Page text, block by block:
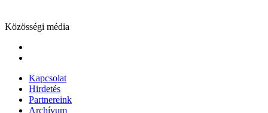
Közösségi média
Kapcsolat
Hirdetés
Partnereink
Archívum